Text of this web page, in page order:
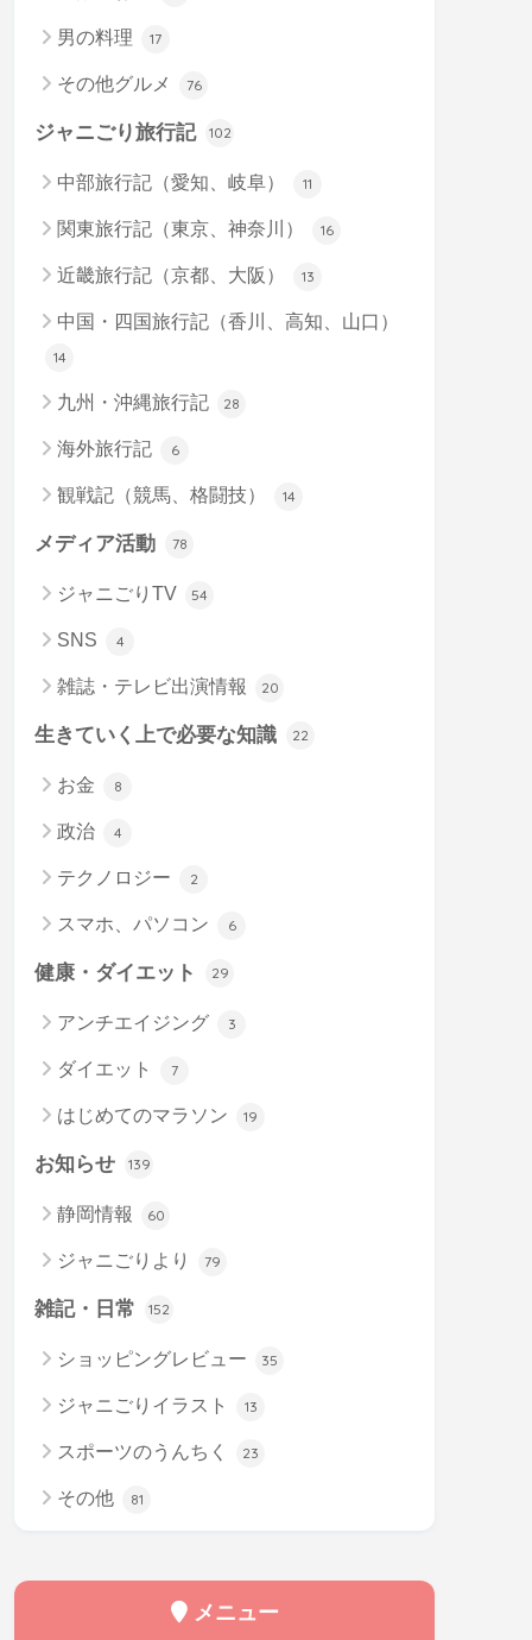
男の料理 17
その他グルメ 76
ジャニごり旅行記 102
中部旅行記（愛知、岐阜） 11
関東旅行記（東京、神奈川） 16
近畿旅行記（京都、大阪） 13
中国・四国旅行記（香川、高知、山口）
14
九州・沖縄旅行記 28
海外旅行記 6
観戦記（競馬、格闘技） 14
メディア活動 78
ジャニごりTV 54
SNS 4
雑誌・テレビ出演情報 20
生きていく上で必要な知識 22
お金 8
政治 4
テクノロジー 2
スマホ、パソコン 6
健康・ダイエット 29
アンチエイジング 3
ダイエット 7
はじめてのマラソン 19
お知らせ 139
静岡情報 60
ジャニごりより 79
雑記・日常 152
ショッピングレビュー 35
ジャニごりイラスト 13
スポーツのうんちく 23
その他 81
メニュー